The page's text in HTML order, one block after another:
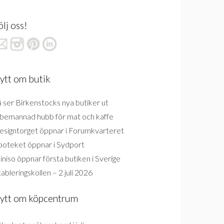
oss!
om butik
ser Birkenstocks nya butiker ut
hubb för mat och kaffe
öppnar i Forumkvarteret
öppnar i Sydport
öppnar första butiken i Sverige
– 2 juli 2026
om köpcentrum